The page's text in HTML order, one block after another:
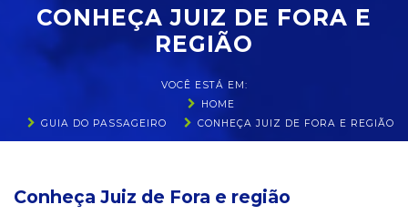
CONHEÇA JUIZ DE FORA E
REGIÃO
VOCÊ ESTÁ EM:
HOME
GUIA DO PASSAGEIRO
CONHEÇA JUIZ DE FORA E REGIÃO
Conheça Juiz de Fora e região